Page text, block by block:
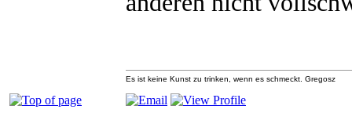
Es ist keine Kunst zu trinken, wenn es schmeckt. Gregosz